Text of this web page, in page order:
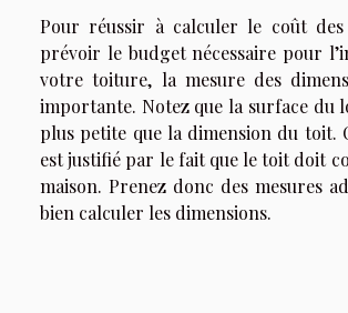
Pour réussir à calculer le coût
prévoir le budget nécessaire pour
votre toiture, la mesure des
importante. Notez que la surface du
plus petite que la dimension du toit.
est justifié par le fait que le toit doit
maison. Prenez donc des mesures
bien calculer les dimensions.